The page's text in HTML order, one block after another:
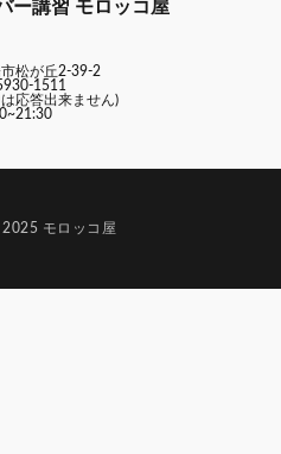
ー講習 モロッコ屋
松が丘2-39-2
1511
応答出来ません)
モロッコ屋